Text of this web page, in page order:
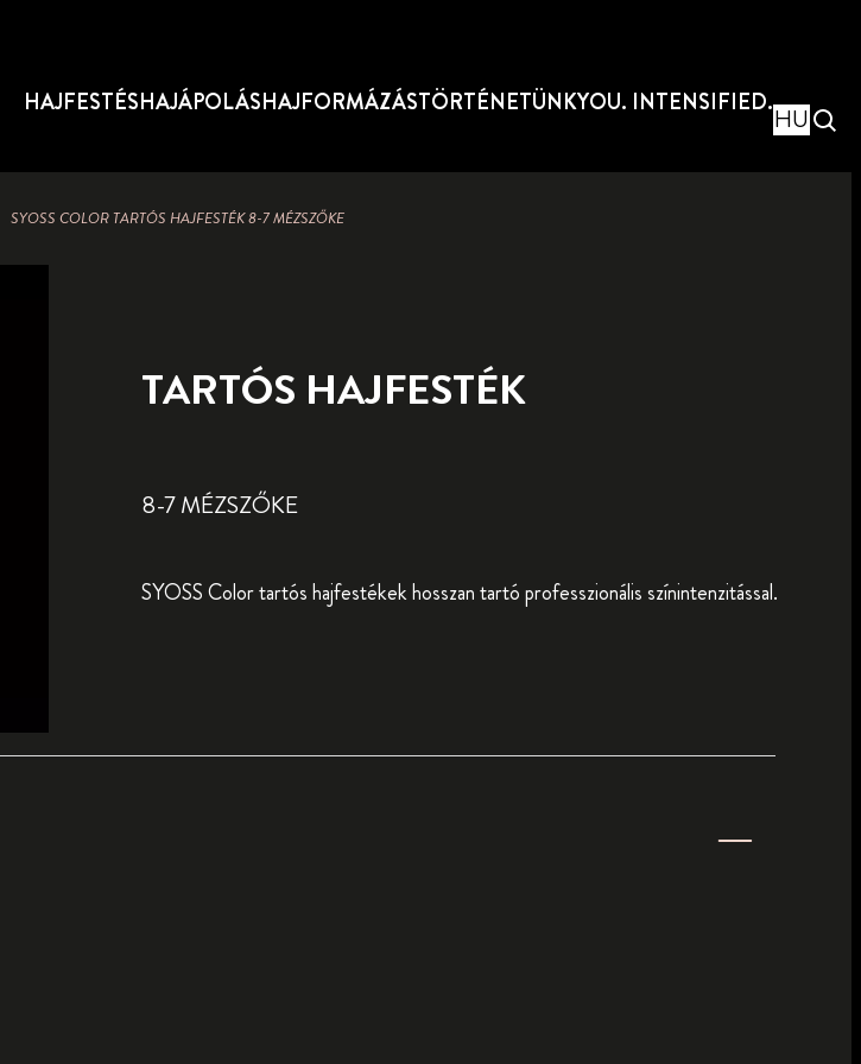
HAJFESTÉSHAJÁPOLÁSHAJFORMÁZÁSTÖRTÉNETÜNKYOU. INTENSIFIED.
HU
SYOSS COLOR TARTÓS HAJFESTÉK 8-7 MÉZSZŐKE
TARTÓS HAJFESTÉK
8-7 MÉZSZŐKE
SYOSS Color tartós hajfestékek hosszan tartó professzionális színintenzitással.